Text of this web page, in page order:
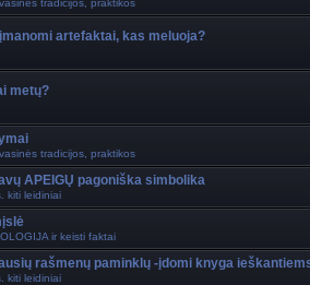
tradicijos, praktikos
artefaktai, kas meluoja?
metų?
tradicijos, praktikos
APEIGŲ pagoniška simbolika
kiti leidiniai
ir keisti faktai
rašmenų paminklų -įdomi knyga
kiti leidiniai